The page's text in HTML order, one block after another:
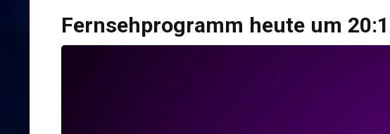
Fernsehprogramm heute um